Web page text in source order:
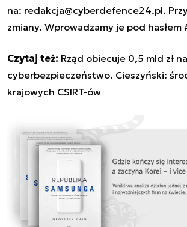
na: redakcja@cyberdefence24.pl.
zmiany. Wprowadzamy je pod hasłem
Czytaj też: Rząd obiecuje 0,5 mld zł na
cyberbezpieczeństwo. Cieszyński:
krajowych CSIRT-ów